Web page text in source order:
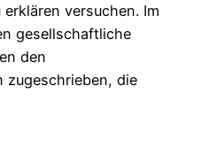
versuchen. Im
gesellschaftliche
den
zugeschrieben, die